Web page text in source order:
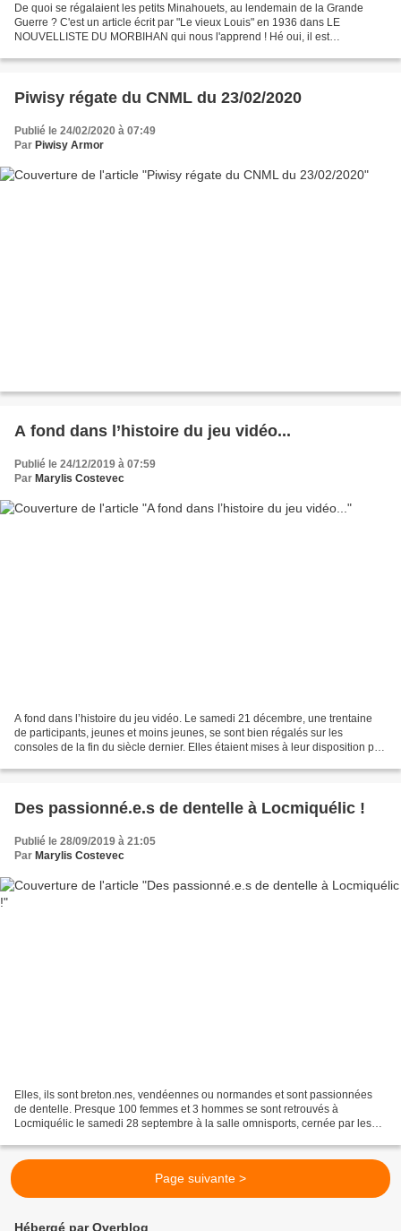
De quoi se régalaient les petits Minahouets, au lendemain de la Grande
Guerre ? C'est un article écrit par "Le vieux Louis" en 1936 dans LE
NOUVELLISTE DU MORBIHAN qui nous l'apprend ! Hé oui, il est
Piwisy régate du CNML du 23/02/2020
Publié le 24/02/2020 à 07:49
Par Piwisy Armor
A fond dans l’histoire du jeu vidéo...
Publié le 24/12/2019 à 07:59
Par Marylis Costevec
A fond dans l’histoire du jeu vidéo. Le samedi 21 décembre, une trentaine
de participants, jeunes et moins jeunes, se sont bien régalés sur les
consoles de la fin du siècle dernier. Elles étaient mises à leur disposition par
Des passionné.e.s de dentelle à Locmiquélic !
Publié le 28/09/2019 à 21:05
Par Marylis Costevec
Elles, ils sont breton.nes, vendéennes ou normandes et sont passionnées
de dentelle. Presque 100 femmes et 3 hommes se sont retrouvés à
Locmiquélic le samedi 28 septembre à la salle omnisports, cernée par les
Page suivante >
Hébergé par Overblog